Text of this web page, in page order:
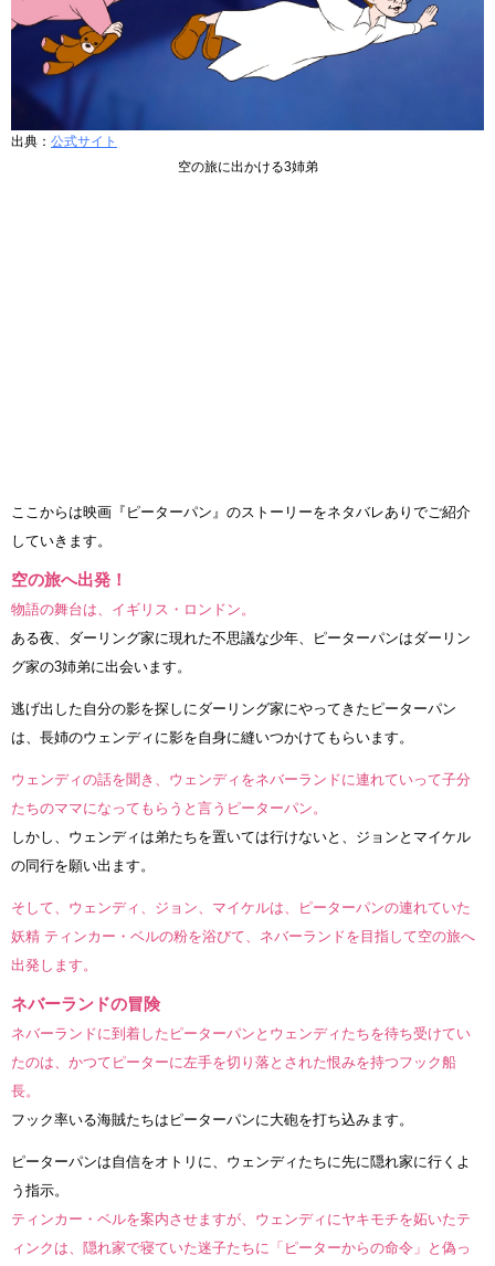
出典： 公式サイト
空の旅に出かける3姉弟
ここからは映画『ピーターパン』のストーリーをネタバレありでご紹介
していきます。
空の旅へ出発！
物語の舞台は、イギリス・ロンドン。
ある夜、ダーリング家に現れた不思議な少年、ピーターパンはダーリン
グ家の3姉弟に出会います。
逃げ出した自分の影を探しにダーリング家にやってきたピーターパン
は、長姉のウェンディに影を自身に縫いつかけてもらいます。
ウェンディの話を聞き、ウェンディをネバーランドに連れていって子分
たちのママになってもらうと言うピーターパン。
しかし、ウェンディは弟たちを置いては行けないと、ジョンとマイケル
の同行を願い出ます。
そして、ウェンディ、ジョン、マイケルは、ピーターパンの連れていた
妖精 ティンカー・ベルの粉を浴びて、ネバーランドを目指して空の旅へ
出発します。
ネバーランドの冒険
ネバーランドに到着したピーターパンとウェンディたちを待ち受けてい
たのは、かつてピーターに左手を切り落とされた恨みを持つフック船
長。
フック率いる海賊たちはピーターパンに大砲を打ち込みます。
ピーターパンは自信をオトリに、ウェンディたちに先に隠れ家に行くよ
う指示。
ティンカー・ベルを案内させますが、ウェンディにヤキモチを妬いたテ
ィンクは、隠れ家で寝ていた迷子たちに「ピーターからの命令」と偽っ